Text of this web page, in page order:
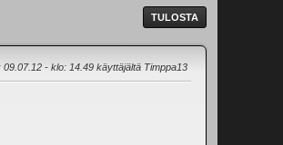
TULOSTA
: 09.07.12 - klo: 14.49 käyttäjältä Timppa13